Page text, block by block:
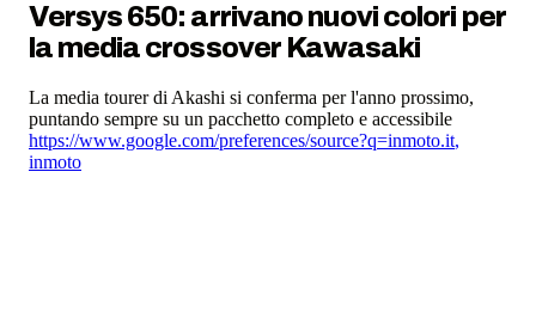
Versys 650: arrivano nuovi colori per
la media crossover Kawasaki
La media tourer di Akashi si conferma per l'anno prossimo,
puntando sempre su un pacchetto completo e accessibile
https://www.google.com/preferences/source?q=inmoto.it,
inmoto